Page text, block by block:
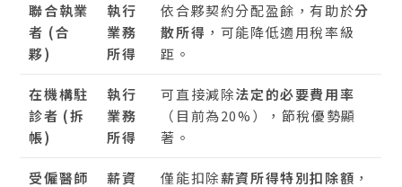
聯合執業
者 (合
夥)
執行
業務
所得
依合夥契約分配盈餘，有助於分
散所得 ，可能降低適用稅率級
距。
在機構駐
診者 (拆
帳)
執行
業務
所得
可直接減除法定的必要費用率
（目前為20%），節稅優勢顯
著。
受僱醫師
薪資
僅能扣除薪資所得特別扣除額 ，